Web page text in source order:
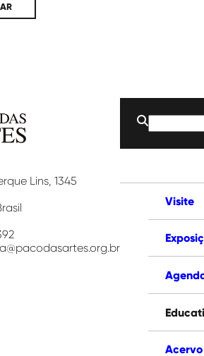
Lins, 1345
Buscar
por:
Visite
Acervo